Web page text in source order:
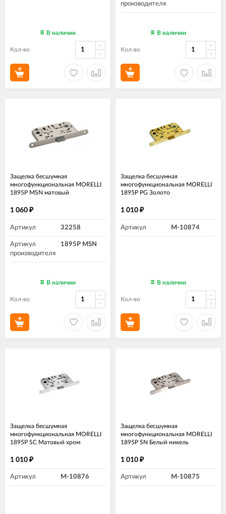
В наличии
Кол-во
производителя
В наличии
Кол-во
Защелка бесшумная
многофункциональная MORELLI
1895P MSN матовый
1 060 ₽
Артикул 32258
Артикул
производителя
1895P MSN
В наличии
Кол-во
Защелка бесшумная
многофункциональная MORELLI
1895P PG Золото
1 010 ₽
Артикул M-10874
В наличии
Кол-во
Защелка бесшумная
многофункциональная MORELLI
1895P SC Матовый хром
1 010 ₽
Артикул M-10876
Защелка бесшумная
многофункциональная MORELLI
1895P SN Белый никель
1 010 ₽
Артикул M-10875